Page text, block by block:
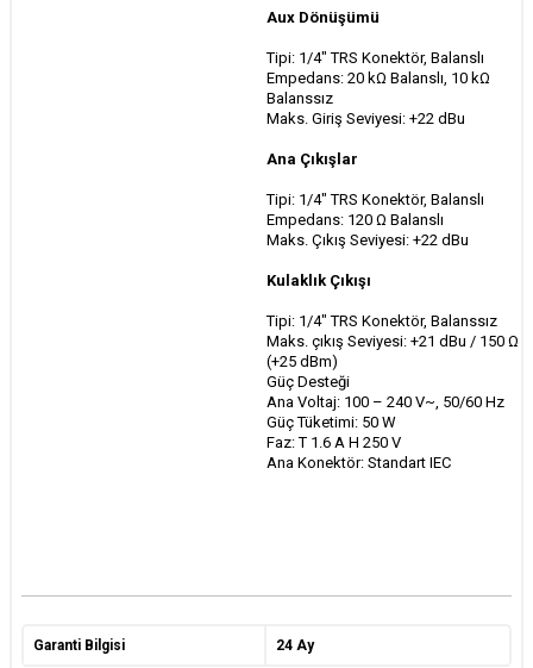
Aux Dönüşümü
Tipi: 1/4" TRS Konektör, Balanslı
Empedans: 20 kΩ Balanslı, 10 kΩ
Balanssız
Maks. Giriş Seviyesi: +22 dBu
Ana Çıkışlar
Tipi: 1/4" TRS Konektör, Balanslı
Empedans: 120 Ω Balanslı
Maks. Çıkış Seviyesi: +22 dBu
Kulaklık Çıkışı
Tipi: 1/4" TRS Konektör, Balanssız
Maks. çıkış Seviyesi: +21 dBu / 150 Ω
(+25 dBm)
Güç Desteği
Ana Voltaj: 100 – 240 V~, 50/60 Hz
Güç Tüketimi: 50 W
Faz: T 1.6 A H 250 V
Ana Konektör: Standart IEC
Garanti Bilgisi 24 Ay